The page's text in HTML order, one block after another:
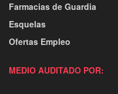
Farmacias de Guardia
Esquelas
Ofertas Empleo
MEDIO AUDITADO POR: